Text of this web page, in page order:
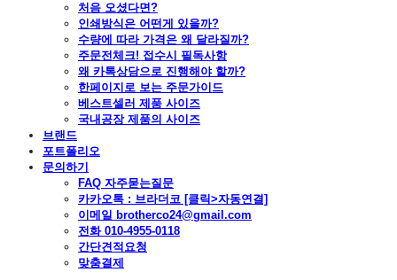
처음 오셨다면?
인쇄방식은 어떤게 있을까?
수량에 따라 가격은 왜 달라질까?
주문전체크! 접수시 필독사항
왜 카톡상담으로 진행해야 할까?
한페이지로 보는 주문가이드
베스트셀러 제품 사이즈
국내공장 제품의 사이즈
브랜드
포트폴리오
문의하기
FAQ 자주묻는질문
카카오톡 : 브라더코 [클릭>자동연결]
이메일 brotherco24@gmail.com
전화 010-4955-0118
간단견적요청
맞춤결제